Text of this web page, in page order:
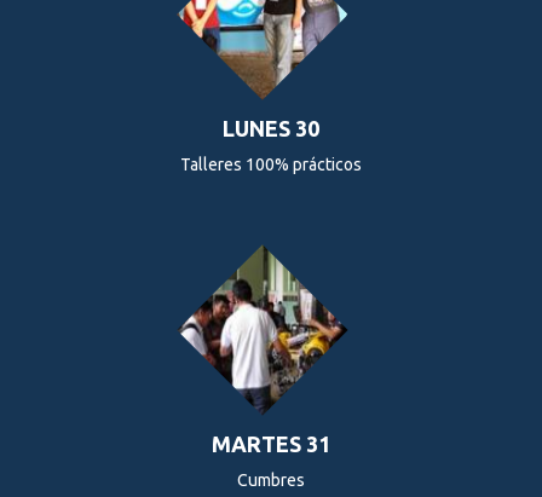
LUNES 30
Talleres 100% prácticos
MARTES 31
Cumbres